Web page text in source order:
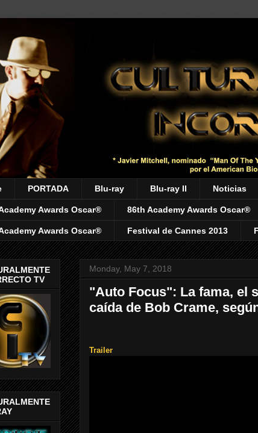
PORTADA Blu-ray Blu-ray II Noticias
Awards Oscar® 86th Academy Awards Oscar®
Awards Oscar® Festival de Cannes 2013
Monday, May 7, 2018
"Auto Focus": La fama, el
caída de Bob Crame,
Trailer
TV